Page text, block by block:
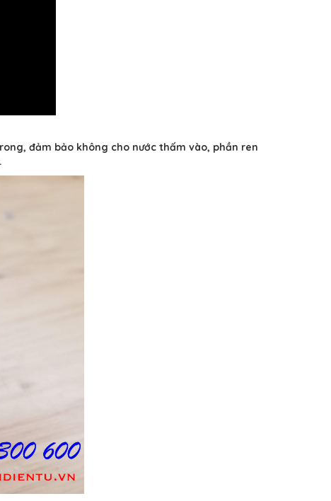
đảm bảo không cho nước thấm vào, phần ren